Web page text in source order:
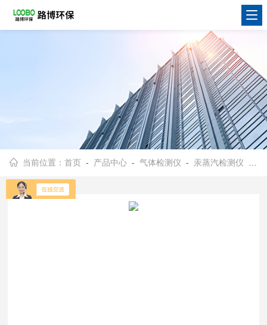
当前位置：首页 - 产品中心 -气体检测仪 - 汞蒸汽检测仪